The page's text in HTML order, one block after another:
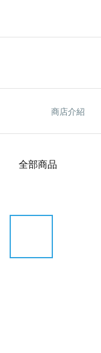
商店介紹
全部商品